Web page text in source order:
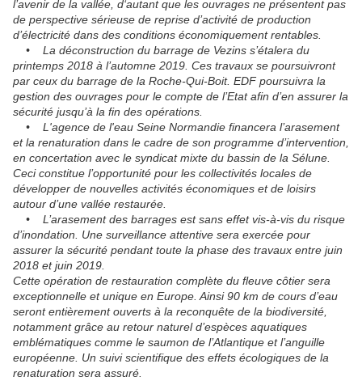
l’avenir de la vallée, d‘autant que les ouvrages ne présentent pas
de perspective sérieuse de reprise d’activité de production
d’électricité dans des conditions économiquement rentables.
• La déconstruction du barrage de Vezins s’étalera du
printemps 2018 à l’automne 2019. Ces travaux se poursuivront
par ceux du barrage de la Roche-Qui-Boit. EDF poursuivra la
gestion des ouvrages pour le compte de l’Etat afin d’en assurer la
sécurité jusqu’à la fin des opérations.
• L'agence de l'eau Seine Normandie financera l’arasement
et la renaturation dans le cadre de son programme d’intervention,
en concertation avec le syndicat mixte du bassin de la Sélune.
Ceci constitue l’opportunité pour les collectivités locales de
développer de nouvelles activités économiques et de loisirs
autour d’une vallée restaurée.
• L’arasement des barrages est sans effet vis-à-vis du risque
d’inondation. Une surveillance attentive sera exercée pour
assurer la sécurité pendant toute la phase des travaux entre juin
2018 et juin 2019.
Cette opération de restauration complète du fleuve côtier sera
exceptionnelle et unique en Europe. Ainsi 90 km de cours d’eau
seront entièrement ouverts à la reconquête de la biodiversité,
notamment grâce au retour naturel d’espèces aquatiques
emblématiques comme le saumon de l’Atlantique et l’anguille
européenne. Un suivi scientifique des effets écologiques de la
renaturation sera assuré.